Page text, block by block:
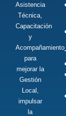
Asistencia
Técnica,
Capacitación
y
Acompañamiento
para
mejorar la
Gestión
Local,
impulsar
la